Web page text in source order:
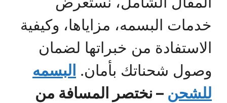
خدمات البسمه، مزاياها، وكيفية
الاستفادة من خبراتها لضمان
وصول شحناتك بأمان. البسمه
للشحن – نختصر المسافة من